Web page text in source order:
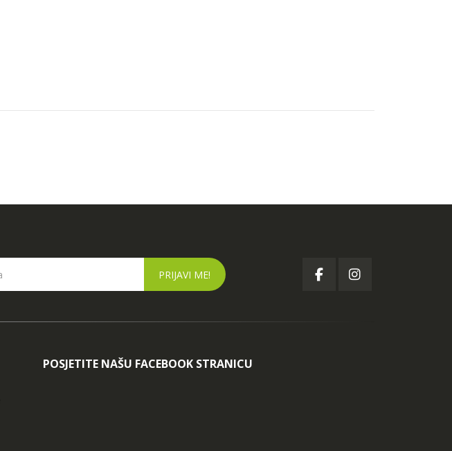
POSJETITE NAŠU FACEBOOK STRANICU